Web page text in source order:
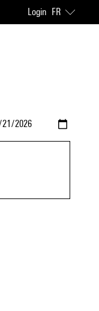
Login FR